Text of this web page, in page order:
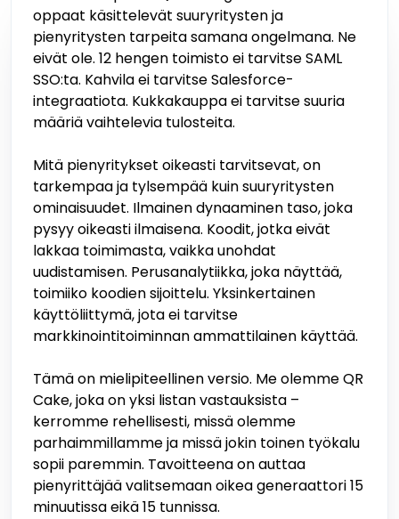
oppaat käsittelevät suuryritysten ja
pienyritysten tarpeita samana ongelmana. Ne
eivät ole. 12 hengen toimisto ei tarvitse SAML
SSO:ta. Kahvila ei tarvitse Salesforce-
integraatiota. Kukkakauppa ei tarvitse suuria
määriä vaihtelevia tulosteita.
Mitä pienyritykset oikeasti tarvitsevat, on
tarkempaa ja tylsempää kuin suuryritysten
ominaisuudet. Ilmainen dynaaminen taso, joka
pysyy oikeasti ilmaisena. Koodit, jotka eivät
lakkaa toimimasta, vaikka unohdat
uudistamisen. Perusanalytiikka, joka näyttää,
toimiiko koodien sijoittelu. Yksinkertainen
käyttöliittymä, jota ei tarvitse
markkinointitoiminnan ammattilainen käyttää.
Tämä on mielipiteellinen versio. Me olemme QR
Cake, joka on yksi listan vastauksista –
kerromme rehellisesti, missä olemme
parhaimmillamme ja missä jokin toinen työkalu
sopii paremmin. Tavoitteena on auttaa
pienyrittäjää valitsemaan oikea generaattori 15
minuutissa eikä 15 tunnissa.